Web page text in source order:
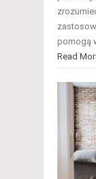
pomogą
Read